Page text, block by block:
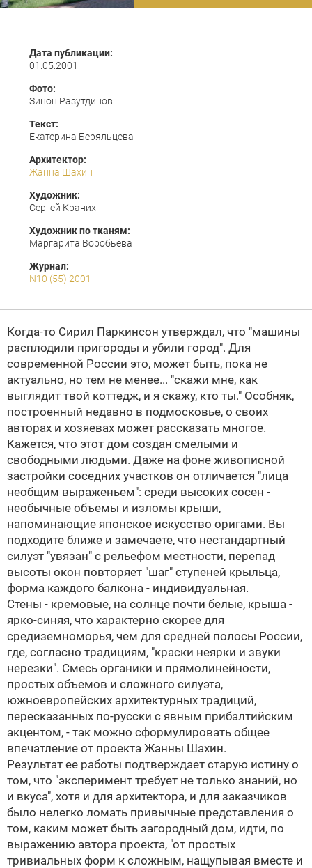
Дата публикации:
01.05.2001
Фото:
Зинон Разутдинов
Текст:
Екатерина Беряльцева
Архитектор:
Жанна Шахин
Художник:
Сергей Краних
Художник по тканям:
Маргарита Воробьева
Журнал:
N10 (55) 2001
Когда-то Сирил Паркинсон утверждал, что "машины
расплодили пригороды и убили город". Для
современной России это, может быть, пока не
актуально, но тем не менее... "скажи мне, как
выглядит твой коттедж, и я скажу, кто ты." Особняк,
построенный недавно в подмосковье, о своих
авторах и хозяевах может рассказать многое.
Кажется, что этот дом создан смелыми и
свободными людьми. Даже на фоне живописной
застройки соседних участков он отличается "лица
необщим выраженьем": среди высоких сосен -
необычные объемы и изломы крыши,
напоминающие японское искусство оригами. Вы
подходите ближе и замечаете, что нестандартный
силуэт "увязан" с рельефом местности, перепад
высоты окон повторяет "шаг" ступеней крыльца,
форма каждого балкона - индивидуальная.
Стены - кремовые, на солнце почти белые, крыша -
ярко-синяя, что характерно скорее для
средиземноморья, чем для средней полосы России,
где, согласно традициям, "краски неярки и звуки
нерезки". Смесь органики и прямолинейности,
простых объемов и сложного силуэта,
южноевропейских архитектурных традиций,
пересказанных по-русски с явным прибалтийским
акцентом, - так можно сформулировать общее
впечатление от проекта Жанны Шахин.
Результат ее работы подтверждает старую истину о
том, что "эксперимент требует не только знаний, но
и вкуса", хотя и для архитектора, и для заказчиков
было нелегко ломать привычные представления о
том, каким может быть загородный дом, идти, по
выражению автора проекта, "от простых
тривиальных форм к сложным, нащупывая вместе и